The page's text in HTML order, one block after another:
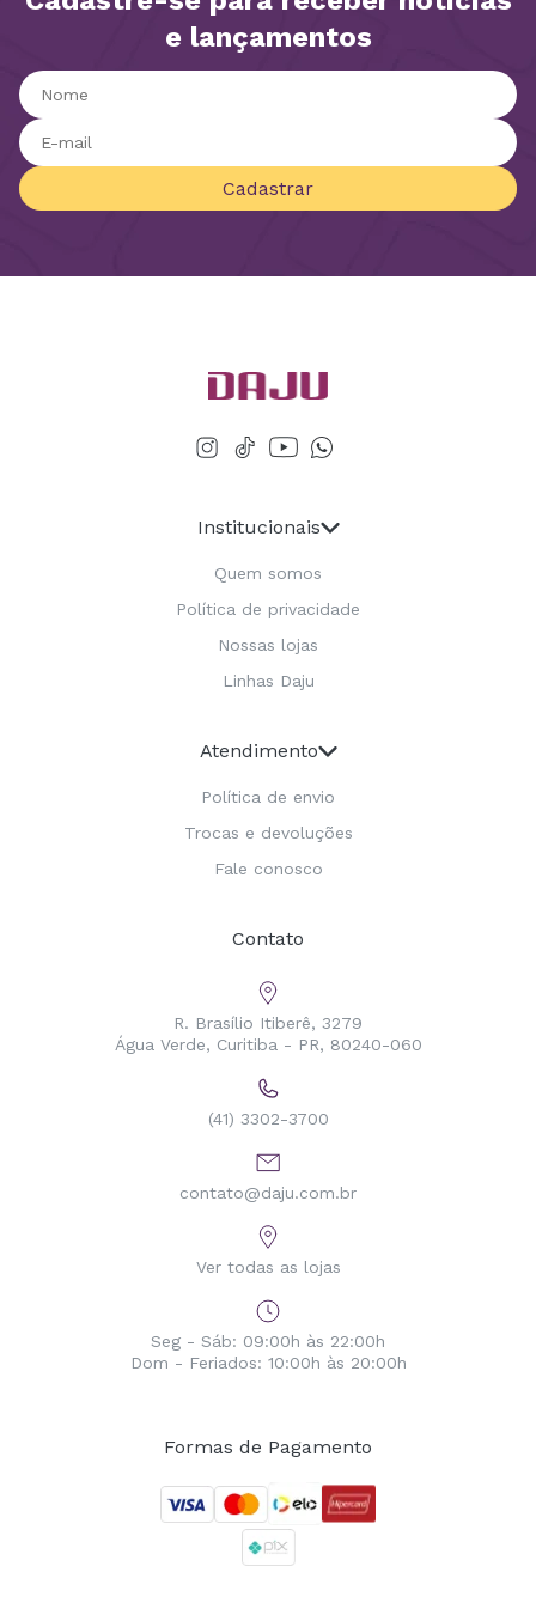
e lançamentos
Cadastrar
Institucionais
Quem somos
Política de privacidade
Nossas lojas
Linhas Daju
Atendimento
Política de envio
Trocas e devoluções
Fale conosco
Contato
R. Brasílio Itiberê, 3279
Água Verde, Curitiba - PR, 80240-060
(41) 3302-3700
contato@daju.com.br
Ver todas as lojas
Seg - Sáb: 09:00h às 22:00h
Dom - Feriados: 10:00h às 20:00h
Formas de Pagamento